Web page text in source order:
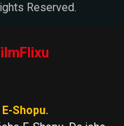
Reserved.
Shopu.